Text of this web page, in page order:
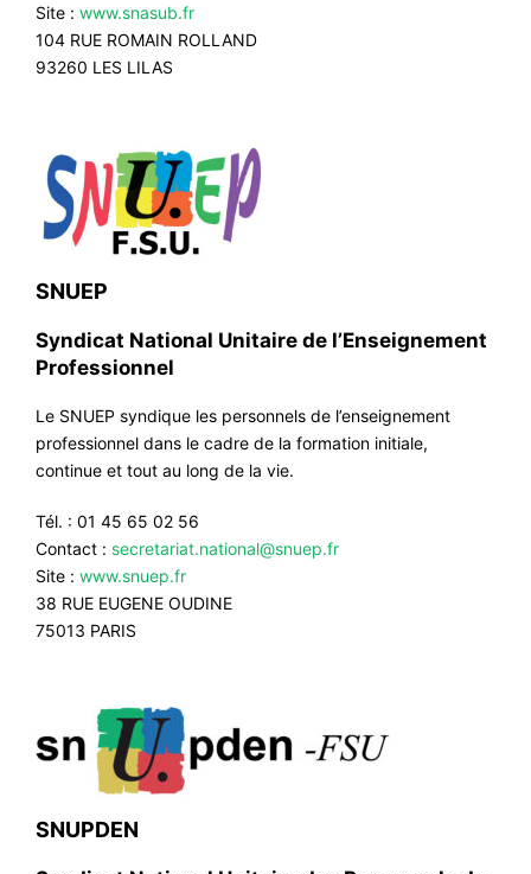
Site : www.snasub.fr
104 RUE ROMAIN ROLLAND
93260 LES LILAS
SNUEP
Syndicat National Unitaire de l’Enseignement
Professionnel
Le SNUEP syndique les personnels de l’enseignement
professionnel dans le cadre de la formation initiale,
continue et tout au long de la vie.
Tél. : 01 45 65 02 56
Contact : secretariat.national@snuep.fr
Site : www.snuep.fr
38 RUE EUGENE OUDINE
75013 PARIS
SNUPDEN